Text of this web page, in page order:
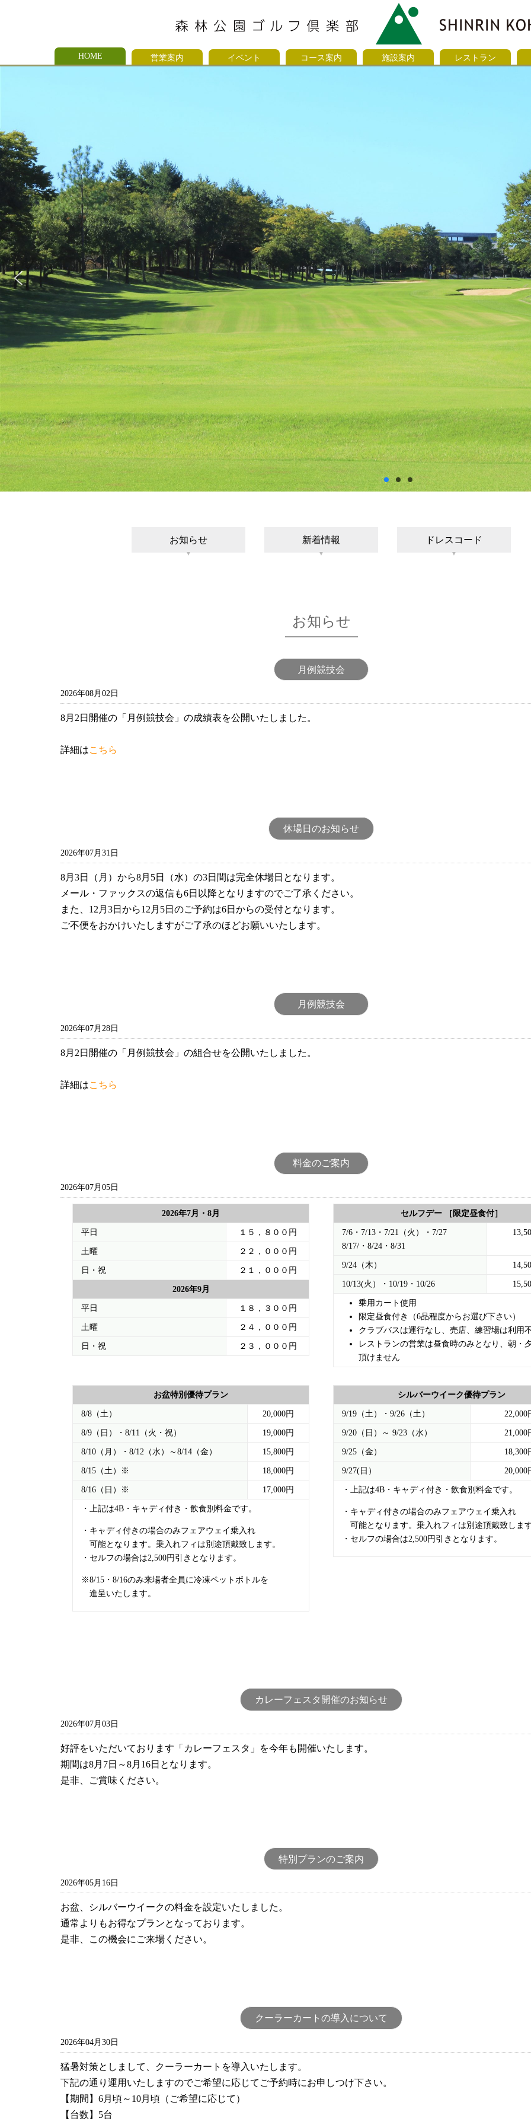
HOME 営業案内 イベント コース案内 施設案内 レストラン
お知らせ 新着情報 ドレスコード
お知らせ
月例競技会
2026年08月02日
8月2日開催の「月例競技会」の成績表を公開いたしました。
詳細はこちら
休場日のお知らせ
2026年07月31日
8月3日（月）から8月5日（水）の3日間は完全休場日となります。
メール・ファックスの返信も6日以降となりますのでご了承ください。
また、12月3日から12月5日のご予約は6日からの受付となります。
ご不便をおかけいたしますがご了承のほどお願いいたします。
月例競技会
2026年07月28日
8月2日開催の「月例競技会」の組合せを公開いたしました。
詳細はこちら
料金のご案内
2026年07月05日
2026年7月・8月
平日 １５，８００円
土曜 ２２，０００円
日・祝 ２１，０００円
2026年9月
平日 １８，３００円
土曜 ２４，０００円
日・祝 ２３，０００円
セルフデー ［限定昼食付］
7/6・7/13・7/21（火）・7/27
8/17/・8/24・8/31
9/24（木）
10/13(火）・10/19・10/26
乗用カート使用
限定昼食付き（6品程度からお選び下さい）
クラブバスは運行なし、売店、練習場は利用
レストランの営業は昼食時のみとなり、朝・
頂けません
お盆特別優待プラン
8/8（土） 20,000円
8/9（日）・8/11（火・祝） 19,000円
8/10（月）・8/12（水）～8/14（金） 15,800円
8/15（土）※ 18,000円
8/16（日）※ 17,000円
・上記は4B・キャディ付き・飲食別料金です。
・キャディ付きの場合のみフェアウェイ乗入れ
可能となります。乗入れフィは別途頂戴致します。
・セルフの場合は2,500円引きとなります。
※8/15・8/16のみ来場者全員に冷凍ペットボトルを
進呈いたします。
シルバーウイーク優待プラン
9/19（土）・9/26（土） 22,000
9/20（日）～ 9/23（水） 21,000
9/25（金） 18,300
9/27(日） 20,000
・上記は4B・キャディ付き・飲食別料金です。
・キャディ付きの場合のみフェアウェイ乗入れ
可能となります。乗入れフィは別途頂戴致します
・セルフの場合は2,500円引きとなります。
カレーフェスタ開催のお知らせ
2026年07月03日
好評をいただいております「カレーフェスタ」を今年も開催いたします。
期間は8月7日～8月16日となります。
是非、ご賞味ください。
特別プランのご案内
2026年05月16日
お盆、シルバーウイークの料金を設定いたしました。
通常よりもお得なプランとなっております。
是非、この機会にご来場ください。
クーラーカートの導入について
2026年04月30日
猛暑対策としまして、クーラーカートを導入いたします。
下記の通り運用いたしますのでご希望に応じてご予約時にお申しつけ下さい。
【期間】 6月頃～ 10月頃（ご希望に応じて）
【台数】 5台